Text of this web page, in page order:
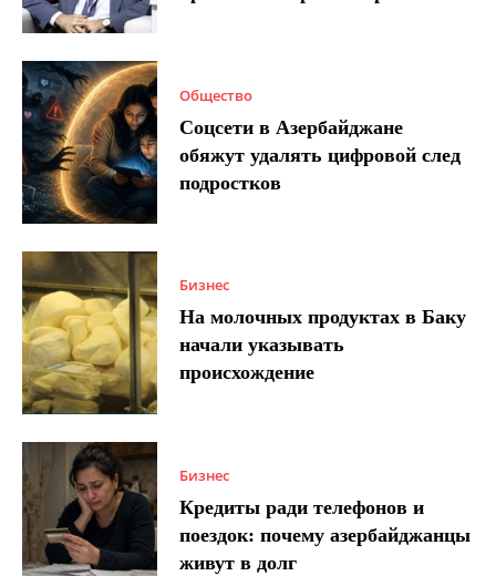
Общество
Соцсети в Азербайджане
обяжут удалять цифровой след
подростков
Бизнес
На молочных продуктах в Баку
начали указывать
происхождение
Бизнес
Кредиты ради телефонов и
поездок: почему азербайджанцы
живут в долг